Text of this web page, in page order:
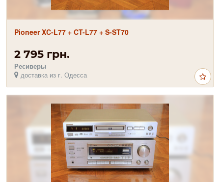
Pioneer XC-L77 + CT-L77 + S-ST70
2 795 грн.
Ресиверы
доставка из г. Одесса